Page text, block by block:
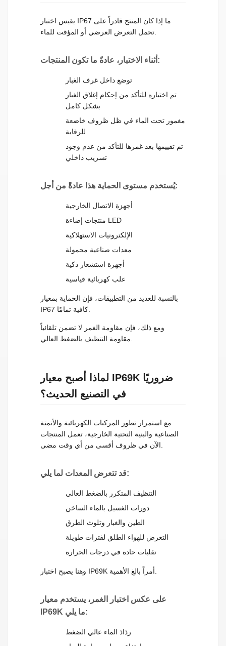
يقيس اختبار IP67 ما إذا كان المنتج قادراً على
أثناء الاختبار، عادةً ما تكون المنتجات:
توضع داخل غرف الغبار
تم اختباره للتأكد من إحكام إغلاق الغبار
بشكل كامل
مغمور تحت الماء في ظل ظروف خاضعة
للرقابة
تم تقييمها بعد غمرها للتأكد من عدم وجود
تسريب داخلي
يُستخدم مستوى الحماية هذا عادةً من أجل:
أجهزة الاتصال الخارجية
منتجات إضاءة LED
الإلكترونيات الاستهلاكية
معدات صناعية محمولة
أجهزة استشعار ذكية
علب كهربائية قياسية
بالنسبة للعديد من التطبيقات، فإن الحماية بمعيار
ومع ذلك، فإن مقاومة الغمر لا تضمن تلقائياً
لماذا أصبح معيار IP69K ضروريًا
في التصنيع الحديث؟
مع استمرار تطور المركبات الكهربائية والأتمتة
الصناعية والبنية التحتية الخارجية، تعمل المنتجات
قد تتعرض المعدات لما يلي:
التنظيف المتكرر بالضغط العالي
دورات الغسيل بالماء الساخن
الطين والغبار وتلوث الطرق
التعرض للهواء الطلق لفترات طويلة
تقلبات حادة في درجات الحرارة
على عكس اختبار الغمر، يستخدم معيار
IP69K ما يلي:
رذاذ الماء عالي الضغط